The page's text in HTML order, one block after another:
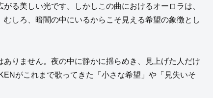
る美しい光です。しかしこの曲におけるオーロラは、
しろ、暗闇の中にいるからこそ見える希望の象徴とし
りません。夜の中に静かに揺らめき、見上げた人だけ
がこれまで歌ってきた「小さな希望」や「見失いそ